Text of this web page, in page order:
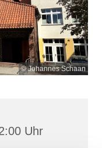
© Johannes Schaan
Uhr